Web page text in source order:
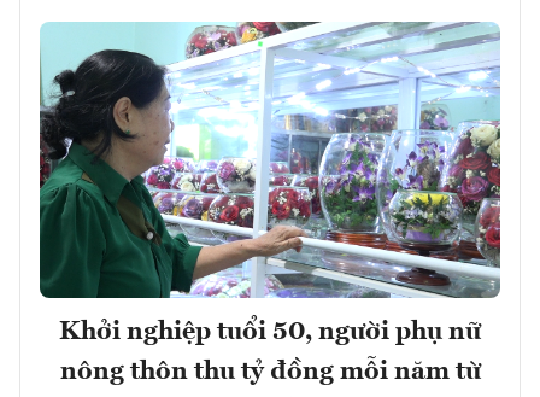
Khởi nghiệp tuổi 50, người phụ nữ
nông thôn thu tỷ đồng mỗi năm từ